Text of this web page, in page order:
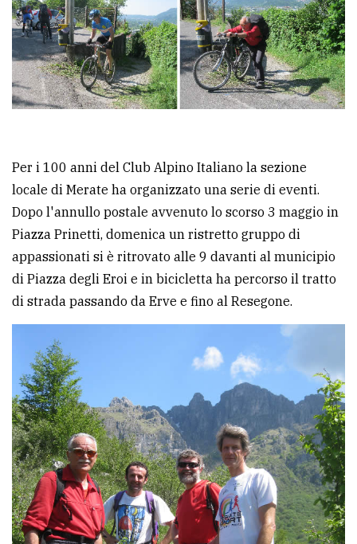
policy
Per i 100 anni del Club Alpino Italiano la sezione
locale di Merate ha organizzato una serie di eventi.
Dopo l'annullo postale avvenuto lo scorso 3 maggio in
Piazza Prinetti, domenica un ristretto gruppo di
appassionati si è ritrovato alle 9 davanti al municipio
di Piazza degli Eroi e in bicicletta ha percorso il tratto
di strada passando da Erve e fino al Resegone.